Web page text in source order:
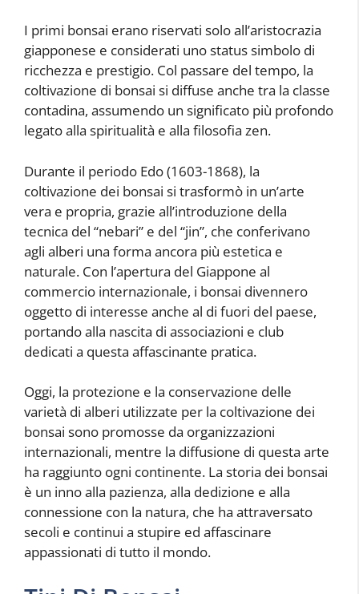
I primi bonsai erano riservati solo all’aristocrazia
giapponese e considerati uno status simbolo di
ricchezza e prestigio. Col passare del tempo, la
coltivazione di bonsai si diffuse anche tra la classe
contadina, assumendo un significato più profondo
legato alla spiritualità e alla filosofia zen.
Durante il periodo Edo (1603-1868), la
coltivazione dei bonsai si trasformò in un’arte
vera e propria, grazie all’introduzione della
tecnica del “nebari” e del “jin”, che conferivano
agli alberi una forma ancora più estetica e
naturale. Con l’apertura del Giappone al
commercio internazionale, i bonsai divennero
oggetto di interesse anche al di fuori del paese,
portando alla nascita di associazioni e club
dedicati a questa affascinante pratica.
Oggi, la protezione e la conservazione delle
varietà di alberi utilizzate per la coltivazione dei
bonsai sono promosse da organizzazioni
internazionali, mentre la diffusione di questa arte
ha raggiunto ogni continente. La storia dei bonsai
è un inno alla pazienza, alla dedizione e alla
connessione con la natura, che ha attraversato
secoli e continui a stupire ed affascinare
appassionati di tutto il mondo.